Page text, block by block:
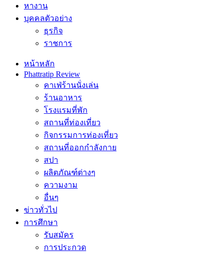
หางาน
บุคคลตัวอย่าง
ธุรกิจ
ราชการ
หน้าหลัก
Phattratip Review
คาเฟ่ร้านนั่งเล่น
ร้านอาหาร
โรงแรมที่พัก
สถานที่ท่องเที่ยว
กิจกรรมการท่องเที่ยว
สถานที่ออกกำลังกาย
สปา
ผลิตภัณฑ์ต่างๆ
ความงาม
อื่นๆ
ข่าวทั่วไป
การศึกษา
รับสมัคร
การประกวด